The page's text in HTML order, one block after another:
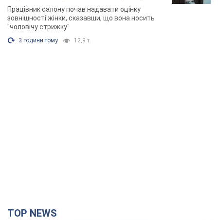
розгорівся скандал. Фото
Працівник салону почав надавати оцінку
зовнішності жінки, сказавши, що вона носить
"чоловічу стрижку"
3 години тому 12,9 т.
TOP NEWS